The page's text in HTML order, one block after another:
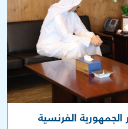
الفرنسية